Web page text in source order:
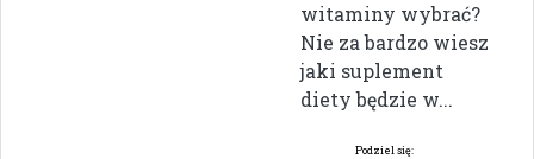
witaminy wybrać?
Nie za bardzo wiesz
jaki suplement
diety będzie w...
Podziel się: